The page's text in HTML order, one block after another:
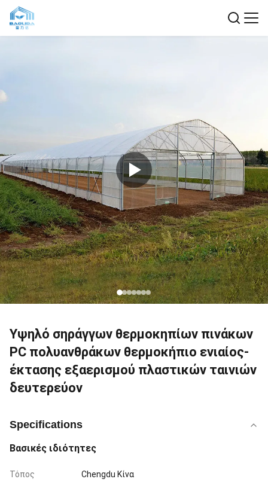
Υψηλό σηράγγων θερμοκηπίων πινάκων
PC πολυανθράκων θερμοκήπιο ενιαίος-
έκτασης εξαερισμού πλαστικών ταινιών
δευτερεύον
Specifications
Βασικές ιδιότητες
Τόπος
Chengdu Κίνα